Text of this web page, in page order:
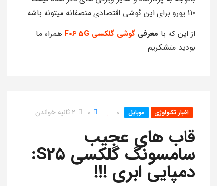
110 یورو برای این گوشی اقتصادی منصفانه میتونه باشه
از این که با معرفی گوشی گلکسی F06 5G
همراه ما
بودید متشکریم
اخبار تکنولوژی موبایل 0
0 2 ثانیه خواندن
قاب های عجیب
سامسونگ گلکسی S25:
دمپایی ابری !!!